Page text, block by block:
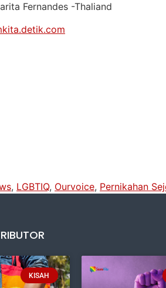
Fernandes -Thaliand
, LGBTIQ, Ourvoice, Pernikahan
KISAH